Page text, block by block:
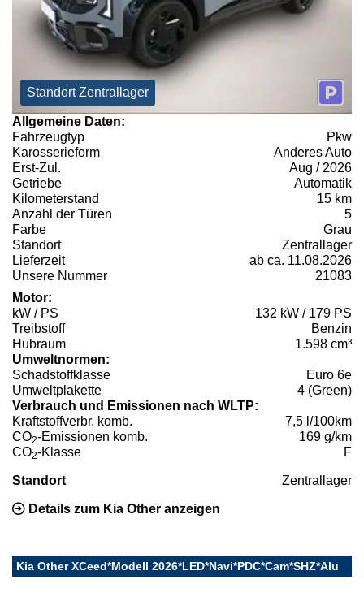
Standort Zentrallager
Allgemeine Daten:
Fahrzeugtyp
Pkw
Karosserieform
Anderes Auto
Erst-Zul.
Aug / 2026
Getriebe
Automatik
Kilometerstand
15 km
Anzahl der Türen
5
Farbe
Grau
Standort
Zentrallager
Lieferzeit
ab ca. 11.08.2026
Unsere Nummer
21083
Motor:
kW / PS
132 kW / 179 PS
Treibstoff
Benzin
Hubraum
1.598 cm³
Umweltnormen:
Schadstoffklasse
Euro 6e
Umweltplakette
4 (Green)
Verbrauch und Emissionen nach WLTP:
Kraftstoffverbr. komb.
7,5 l/100km
CO2-Emissionen komb.
169 g/km
CO2-Klasse F
Standort Zentrallager
Details zum Kia Other anzeigen
Kia Other XCeed*Modell 2026*LED*Navi*PDC*Cam*SHZ*Alu